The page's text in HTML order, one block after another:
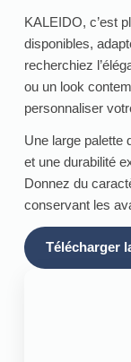
KALEIDO, c’est
disponibles,
recherchiez
ou un look
personnaliser
Une large palette
et une durabilité
Donnez du
conservant les
Télécharger